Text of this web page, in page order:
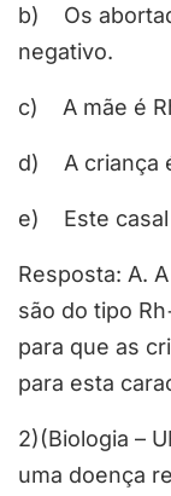
b) Os
negativo.
c) A mãe é
d) A criança
e) Este casal
Resposta: A.
são do tipo
para que as
para esta
2)(Biologia –
uma doença